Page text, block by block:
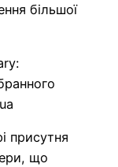
більшої
присутня
що